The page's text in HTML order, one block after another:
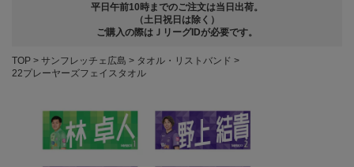
平日午前10時までのご注文は当日出荷。
（土日祝日は除く）
ご購入の際はＪリーグIDが必要です。
TOP サンフレッチェ広島
タオル・リストバンド
22プレーヤーズフェイスタオル